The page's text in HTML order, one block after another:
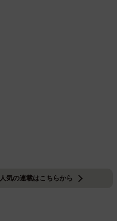
人気の連載はこちらから